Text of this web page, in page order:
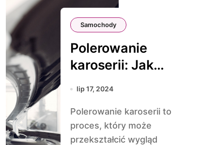
Samochody
Polerowanie
karoserii: Jak
osiągnąć efekt
lip 17, 2024
Polerowanie karoserii to
proces, który może
przekształcić wygląd